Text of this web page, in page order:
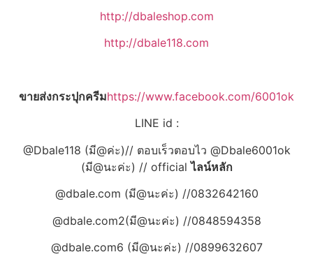
http://dbaleshop.com
http://dbale118.com
ขายส่งกระปุกครีมhttps://www.facebook.com/6001ok
LINE id :
@Dbale118 (มี@ค่ะ)// ตอบเร็วตอบไว @Dbale6001ok
(มี@นะค่ะ) // officialไลน์หลัก
@dbale.com (มี@นะค่ะ) //0832642160
@dbale.com2(มี@นะค่ะ) //0848594358
@dbale.com6 (มี@นะค่ะ) //0899632607